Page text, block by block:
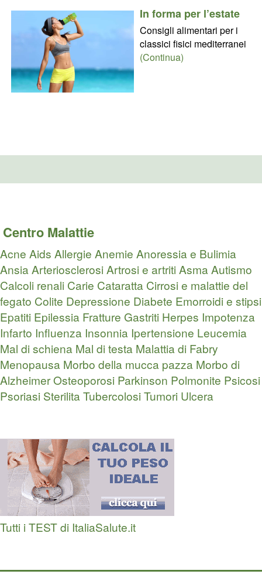
In forma per l’estate
Consigli alimentari per i
classici fisici mediterranei
(Continua)
Centro Malattie
Acne Aids Allergie Anemie Anoressia e Bulimia
AnsiaArteriosclerosiArtrosi e artritiAsmaAutismo
Calcoli renali Carie Cataratta Cirrosi e malattie del
fegato Colite Depressione Diabete Emorroidi e stipsi
Epatiti Epilessia Fratture Gastriti Herpes Impotenza
Infarto Influenza Insonnia Ipertensione Leucemia
Mal di schiena Mal di testa Malattia di Fabry
Menopausa Morbo della mucca pazza Morbo di
AlzheimerOsteoporosi Parkinson Polmonite Psicosi
Psoriasi SterilitaTubercolosiTumori Ulcera
Tutti i TEST di ItaliaSalute.it